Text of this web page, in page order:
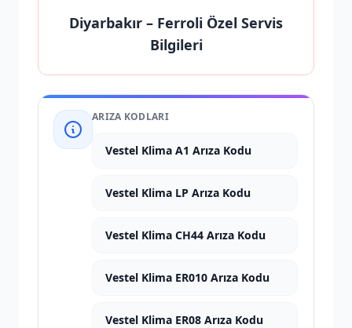
Diyarbakır – Ferroli Özel Servis
Bilgileri
ARIZA KODLARI
Vestel Klima A1 Arıza Kodu
Vestel Klima LP Arıza Kodu
Vestel Klima CH44 Arıza Kodu
Vestel Klima ER010 Arıza Kodu
Vestel Klima ER08 Arıza Kodu